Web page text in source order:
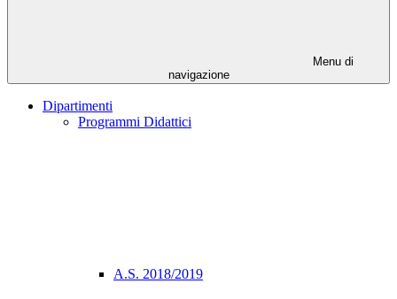
Menu di
navigazione
Dipartimenti
Programmi Didattici
A.S. 2018/2019